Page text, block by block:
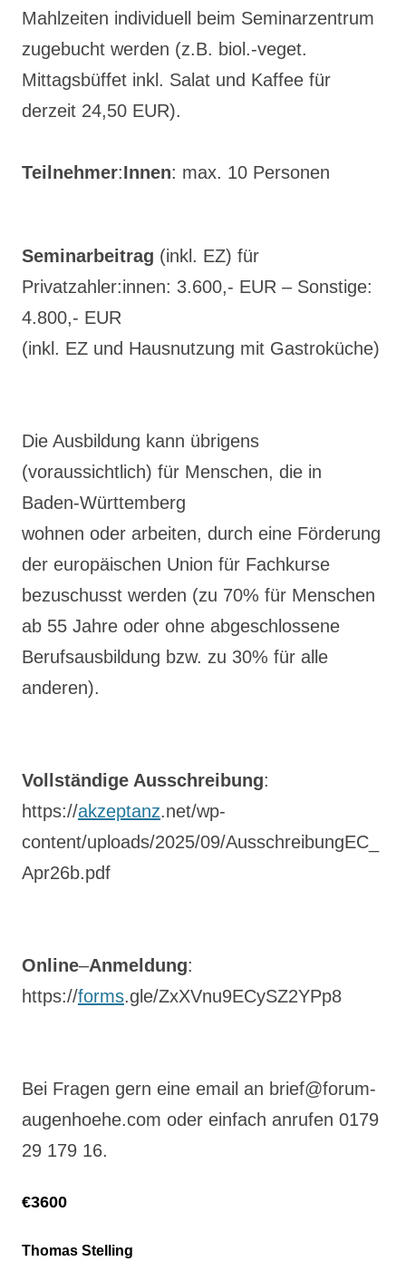
Mahlzeiten individuell beim Seminarzentrum
zugebucht werden (z.B. biol.-veget.
Mittagsbüffet inkl. Salat und Kaffee für
derzeit 24,50 EUR).
Teilnehmer:Innen: max. 10 Personen
Seminarbeitrag (inkl. EZ) für
Privatzahler:innen: 3.600,- EUR – Sonstige:
4.800,- EUR
(inkl. EZ und Hausnutzung mit Gastroküche)
Die Ausbildung kann übrigens
(voraussichtlich) für Menschen, die in
Baden-Württemberg
wohnen oder arbeiten, durch eine Förderung
der europäischen Union für Fachkurse
bezuschusst werden (zu 70% für Menschen
ab 55 Jahre oder ohne abgeschlossene
Berufsausbildung bzw. zu 30% für alle
anderen).
Vollständige Ausschreibung:
https://akzeptanz.net/wp-
content/uploads/2025/09/AusschreibungEC_
Apr26b.pdf
Online–Anmeldung:
https://forms.gle/ZxXVnu9ECySZ2YPp8
Bei Fragen gern eine email an brief@forum-
augenhoehe.com oder einfach anrufen 0179
29 179 16.
€3600
Thomas Stelling